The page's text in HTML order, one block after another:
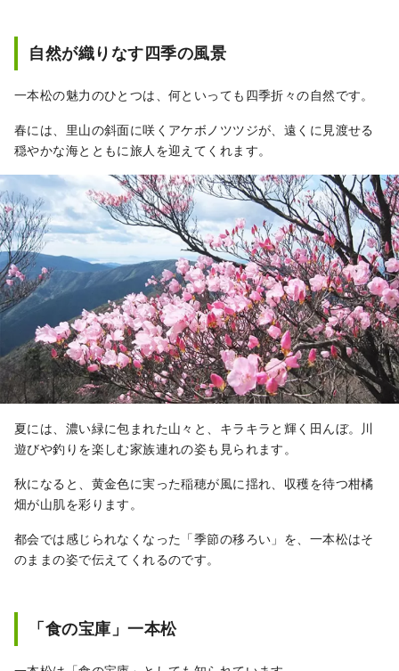
自然が織りなす四季の風景
一本松の魅力のひとつは、何といっても四季折々の自然です。
春には、里山の斜面に咲くアケボノツツジが、遠くに見渡せる
穏やかな海とともに旅人を迎えてくれます。
夏には、濃い緑に包まれた山々と、キラキラと輝く田んぼ。川
遊びや釣りを楽しむ家族連れの姿も見られます。
秋になると、黄金色に実った稲穂が風に揺れ、収穫を待つ柑橘
畑が山肌を彩ります。
都会では感じられなくなった「季節の移ろい」を、一本松はそ
のままの姿で伝えてくれるのです。
「食の宝庫」一本松